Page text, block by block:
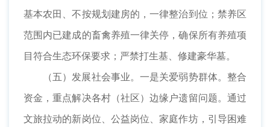
基本农田、不按规划建房的，一律整治到位；禁养区
范围内已建成的畜禽养殖一律关停，确保所有养殖项
目符合生态环保要求；严禁打生基、修建豪华墓。
（五）发展社会事业。一是关爱弱势群体。整合
资金，重点解决各村（社区）边缘户遗留问题。通过
文旅拉动的新岗位、公益岗位、家庭作坊，引导困难